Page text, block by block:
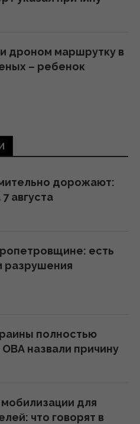
дроном маршрутку в
– ребенок
погибли пять
зоне выявили
КАБ
на концерт
институты,
отдельной
Власенко
дорожают:
августа
есть
разрушения
полностью
ОВА назвали причину
для
что говорят в